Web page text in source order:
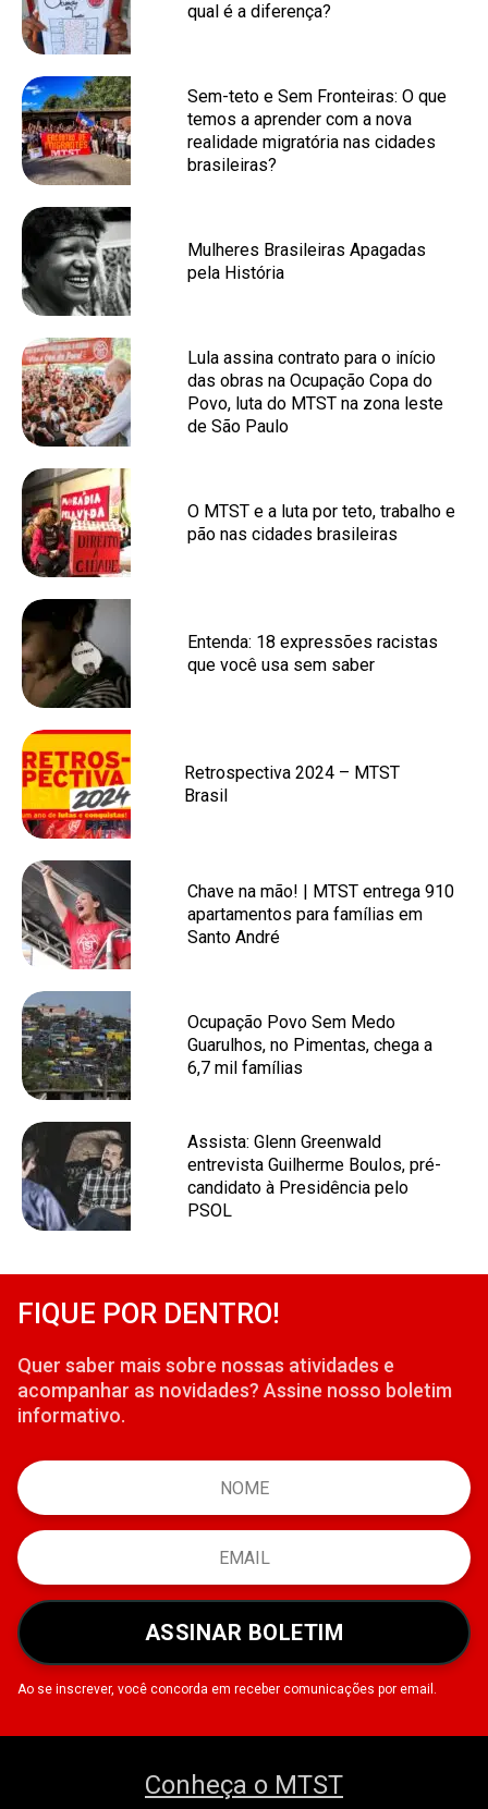
qual é a diferença?
Sem-teto e Sem Fronteiras: O que
temos a aprender com a nova
realidade migratória nas cidades
brasileiras?
Mulheres Brasileiras Apagadas
pela História
Lula assina contrato para o início
das obras na Ocupação Copa do
Povo, luta do MTST na zona leste
de São Paulo
O MTST e a luta por teto, trabalho e
pão nas cidades brasileiras
Entenda: 18 expressões racistas
que você usa sem saber
Retrospectiva 2024 – MTST
Brasil
Chave na mão! | MTST entrega 910
apartamentos para famílias em
Santo André
Ocupação Povo Sem Medo
Guarulhos, no Pimentas, chega a
6,7 mil famílias
Assista: Glenn Greenwald
entrevista Guilherme Boulos, pré-
candidato à Presidência pelo
PSOL
FIQUE POR DENTRO!
Quer saber mais sobre nossas atividades e
acompanhar as novidades? Assine nosso boletim
informativo.
ASSINAR BOLETIM
Ao se inscrever, você concorda em receber comunicações por email.
Conheça o MTST